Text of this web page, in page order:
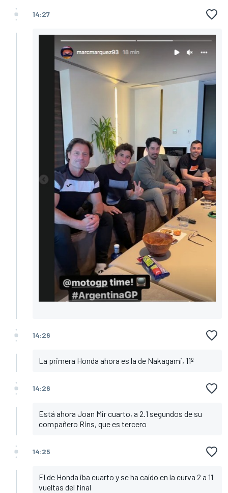
14:27
14:26
La primera Honda ahora es la de Nakagami, 11º
14:26
Está ahora Joan Mir cuarto, a 2.1 segundos de su
compañero Rins, que es tercero
14:25
El de Honda iba cuarto y se ha caído en la curva 2 a 11
vueltas del final